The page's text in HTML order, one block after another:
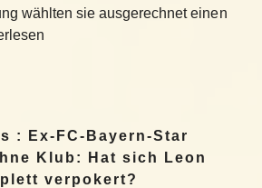
wählten sie ausgerechnet einen
: Ex-FC-Bayern-Star
Klub: Hat sich Leon
verpokert?